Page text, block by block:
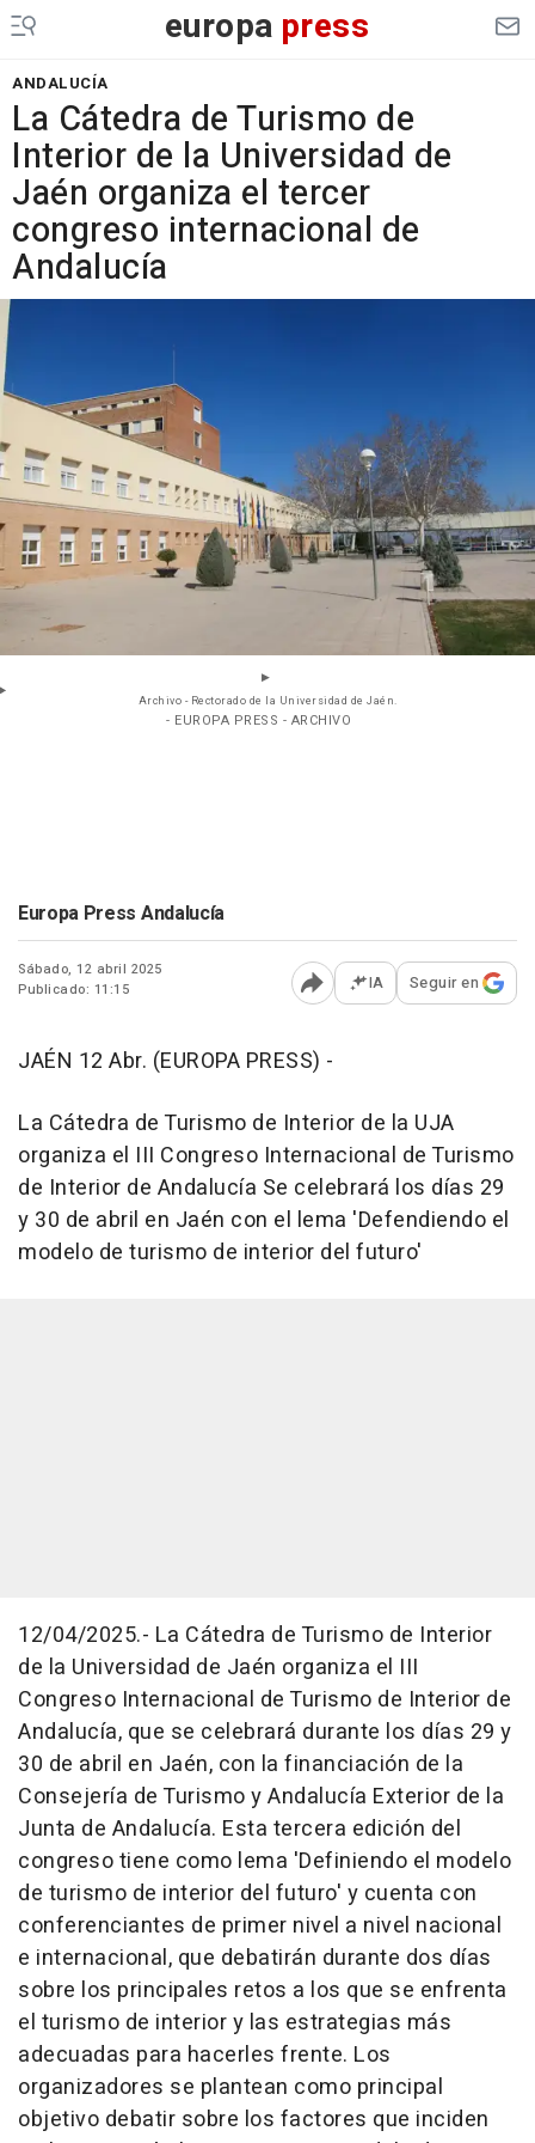
europa press
ANDALUCÍA
La Cátedra de Turismo de
Interior de la Universidad de
Jaén organiza el tercer
congreso internacional de
Andalucía
Archivo - Rectorado de la Universidad de Jaén.
- EUROPA PRESS - ARCHIVO
Europa Press Andalucía
Sábado, 12 abril 2025
Publicado: 11:15
Abrir opciones para
IA Seguir en
JAÉN 12 Abr. (EUROPA PRESS) -
La Cátedra de Turismo de Interior de la UJA
organiza el III Congreso Internacional de Turismo
de Interior de Andalucía Se celebrará los días 29
y 30 de abril en Jaén con el lema 'Defendiendo el
modelo de turismo de interior del futuro'
12/04/2025.- La Cátedra de Turismo de Interior
de la Universidad de Jaén organiza el III
Congreso Internacional de Turismo de Interior de
Andalucía, que se celebrará durante los días 29 y
30 de abril en Jaén, con la financiación de la
Consejería de Turismo y Andalucía Exterior de la
Junta de Andalucía. Esta tercera edición del
congreso tiene como lema 'Definiendo el modelo
de turismo de interior del futuro' y cuenta con
conferenciantes de primer nivel a nivel nacional
e internacional, que debatirán durante dos días
sobre los principales retos a los que se enfrenta
el turismo de interior y las estrategias más
adecuadas para hacerles frente. Los
organizadores se plantean como principal
objetivo debatir sobre los factores que inciden